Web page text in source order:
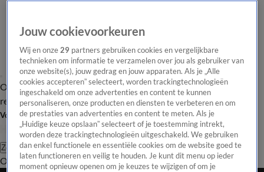
Overzicht Laatste nieuws Regionieuws Het beste van Hart
Tip de
redactie
Volg Hart van Nederland
Zoeken
OverzichtRegioUitzendingenWeerTip de redactiePanelVideo's
Jouw cookievoorkeuren
Wij en onze29 partners gebruiken cookies en vergelijkbare
technieken om informatie te verzamelen over jou als gebruiker van
onze website(s), jouw gedrag en jouw apparaten. Als je „Alle
cookies accepteren” selecteert, worden trackingtechnologieën
ingeschakeld om onze advertenties en content te kunnen
personaliseren, onze producten en diensten te verbeteren en om
de prestaties van advertenties en content te meten. Als je
„Huidige keuze opslaan” selecteert of je toestemming intrekt,
worden deze trackingtechnologieën uitgeschakeld. We gebruiken
dan enkel functionele en essentiële cookies om de website goed te
laten functioneren en veilig te houden. Je kunt dit menu op ieder
moment opnieuw openen om je keuzes te wijzigen of om je